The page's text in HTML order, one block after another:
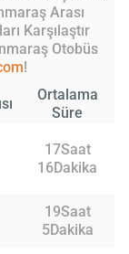
Arası
Karşılaştır
Otobüs
!
Ortalama
Süre
17Saat
16Dakika
19Saat
5Dakika